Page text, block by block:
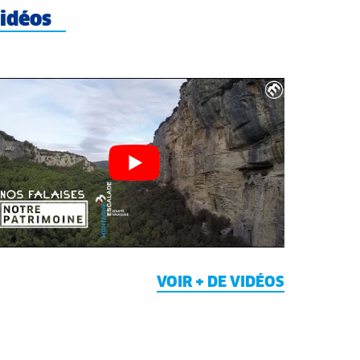
VOIR + DE VIDÉOS